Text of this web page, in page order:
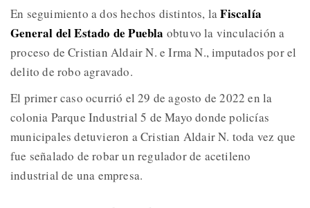
En seguimiento a dos hechos distintos, laFiscalía
General del Estado de Puebla obtuvo la vinculación a
proceso de Cristian Aldair N. e Irma N., imputados por el
delito de robo agravado.
El primer caso ocurrió el 29 de agosto de 2022 en la
colonia Parque Industrial 5 de Mayo donde policías
municipales detuvieron a Cristian Aldair N. toda vez que
fue señalado de robar un regulador de acetileno
industrial de una empresa.